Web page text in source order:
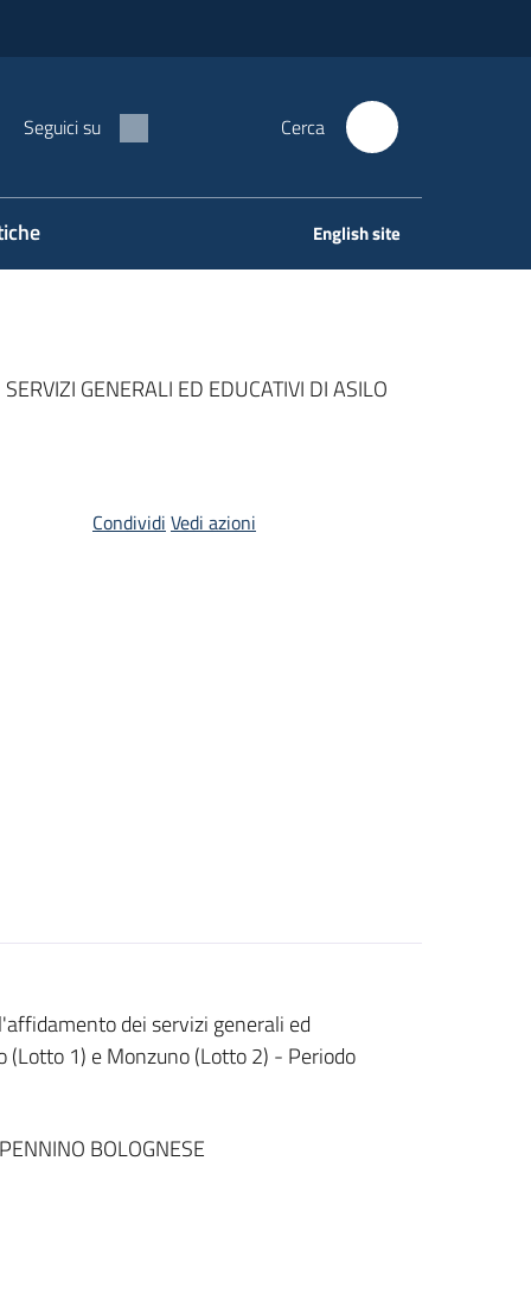
Seguici su Cerca
English site
GENERALI ED EDUCATIVI DI ASILO
Condividi Vedi azioni
dei servizi generali ed
1) e Monzuno (Lotto 2) - Periodo
BOLOGNESE